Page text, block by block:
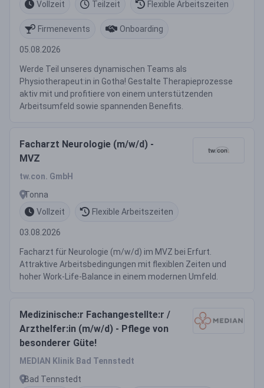
Vollzeit
Teilzeit Flexible Arbeitszeiten
Firmenevents Onboarding
05.08.2026
Werde Teil unseres dynamischen Teams als
Physiotherapeut:in in Gotha! Gestalte Therapieprozesse
aktiv mit und profitiere von einem unterstützenden
Arbeitsumfeld sowie spannenden Benefits.
Facharzt Neurologie (m/w/d) -
MVZ
tw.con. GmbH
Tonna
Vollzeit
Flexible Arbeitszeiten
03.08.2026
Facharzt für Neurologie (m/w/d) im MVZ bei Erfurt.
Attraktive Arbeitsbedingungen mit flexiblen Zeiten und
hoher Work-Life-Balance in einem modernen Umfeld.
Medizinische:r Fachangestellte:r /
Arzthelfer:in (m/w/d) - Pflege von
besonderer Güte!
MEDIAN Klinik Bad Tennstedt
Bad Tennstedt